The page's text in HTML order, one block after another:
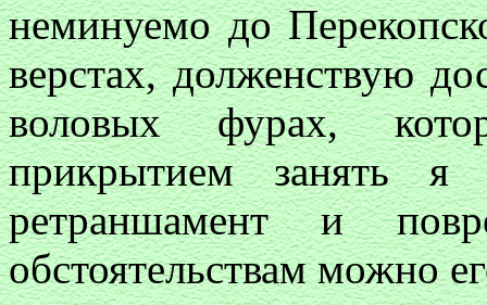
неминуемо до
верстах, долженствую
воловых фурах,
прикрытием занять
ретраншамент и
обстоятельствам можно